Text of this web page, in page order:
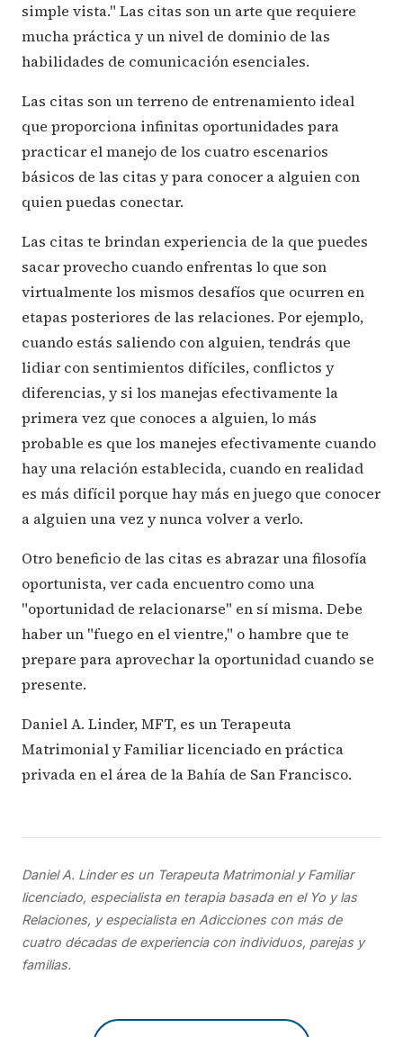
simple vista." Las citas son un arte que requiere
mucha práctica y un nivel de dominio de las
habilidades de comunicación esenciales.
Las citas son un terreno de entrenamiento ideal
que proporciona infinitas oportunidades para
practicar el manejo de los cuatro escenarios
básicos de las citas y para conocer a alguien con
quien puedas conectar.
Las citas te brindan experiencia de la que puedes
sacar provecho cuando enfrentas lo que son
virtualmente los mismos desafíos que ocurren en
etapas posteriores de las relaciones. Por ejemplo,
cuando estás saliendo con alguien, tendrás que
lidiar con sentimientos difíciles, conflictos y
diferencias, y si los manejas efectivamente la
primera vez que conoces a alguien, lo más
probable es que los manejes efectivamente cuando
hay una relación establecida, cuando en realidad
es más difícil porque hay más en juego que conocer
a alguien una vez y nunca volver a verlo.
Otro beneficio de las citas es abrazar una filosofía
oportunista, ver cada encuentro como una
"oportunidad de relacionarse" en sí misma. Debe
haber un "fuego en el vientre," o hambre que te
prepare para aprovechar la oportunidad cuando se
presente.
Daniel A. Linder, MFT, es un Terapeuta
Matrimonial y Familiar licenciado en práctica
privada en el área de la Bahía de San Francisco.
Daniel A. Linder es un Terapeuta Matrimonial y Familiar
licenciado, especialista en terapia basada en el Yo y las
Relaciones, y especialista en Adicciones con más de
cuatro décadas de experiencia con individuos, parejas y
familias.